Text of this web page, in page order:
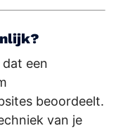
een
beoordeelt.
van je